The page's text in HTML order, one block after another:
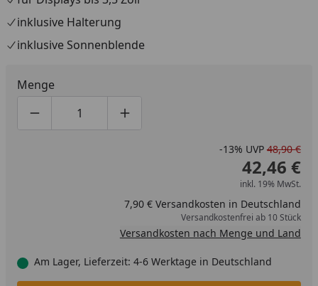
inklusive Halterung
inklusive Sonnenblende
Menge
Produktmenge um eins verringern
Produktmenge manuell eingeben
Produktmenge um eins erhöhen
-13% UVP 48,90 €
42,46 €
inkl. 19% MwSt.
7,90 € Versandkosten in Deutschland
Versandkostenfrei ab 10 Stück
Versandkosten nach Menge und Land
Am Lager, Lieferzeit: 4-6 Werktage in Deutschland